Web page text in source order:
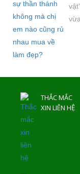
THẮC MẮC
XIN LIÊN HỆ